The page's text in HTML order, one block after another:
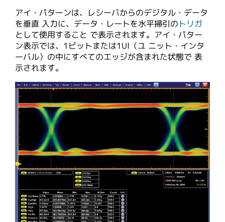
アイ・パターンは、レシーバからのデジタル・データ
を垂直 入力に、データ・レートを水平掃引の トリガ
として使用すること で表示されます。アイ・パター
ン表示では、1ビットまたは1UI（ユ ニット・インタ
ーバル）の中にすべてのエッジが含まれた状態で 表
示されます。